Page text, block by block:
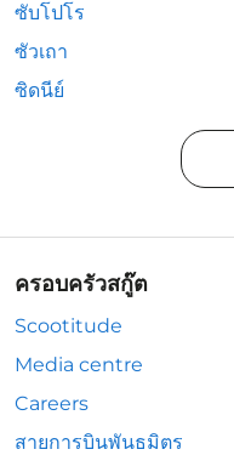
ซับโปโร
ซัวเถา
ซิดนีย์
ครอบครัวสกู๊ต
Scootitude
Media centre
Careers
สายการบินพันธมิตร